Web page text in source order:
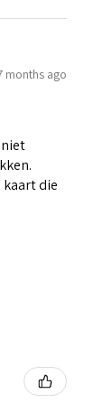
months ago
kaart die